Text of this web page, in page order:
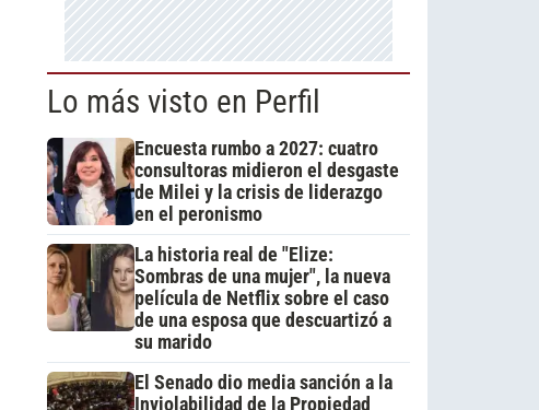
Lo más visto en Perfil
Encuesta rumbo a 2027: cuatro
consultoras midieron el desgaste
de Milei y la crisis de liderazgo
en el peronismo
La historia real de "Elize:
Sombras de una mujer", la nueva
película de Netflix sobre el caso
de una esposa que descuartizó a
su marido
El Senado dio media sanción a la
Inviolabilidad de la Propiedad